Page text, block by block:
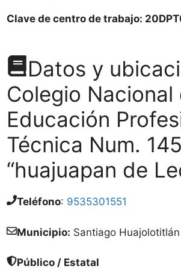
Clave de centro de trabajo:
Datos y
Colegio Nacional
Educación
Técnica Num. 145
“huajuapan de
Teléfono: 9535301551
Municipio: Santiago Huajolotitlán
Público / Estatal